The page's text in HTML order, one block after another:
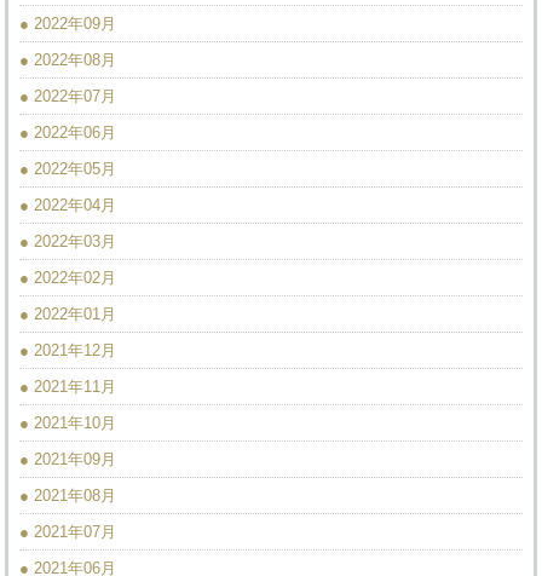
● 2022年09月
● 2022年08月
● 2022年07月
● 2022年06月
● 2022年05月
● 2022年04月
● 2022年03月
● 2022年02月
● 2022年01月
● 2021年12月
● 2021年11月
● 2021年10月
● 2021年09月
● 2021年08月
● 2021年07月
● 2021年06月